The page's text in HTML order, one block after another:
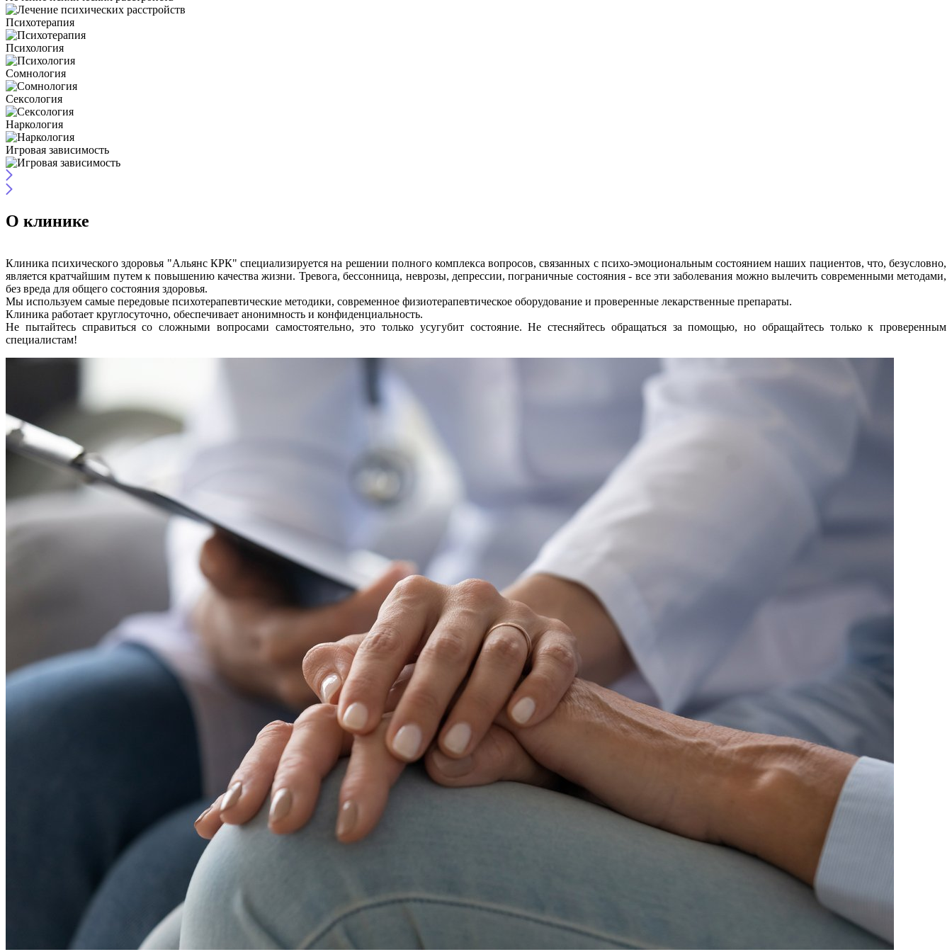
Психотерапия
Психология
Сомнология
Сексология
Наркология
Игровая зависимость
О клинике
Клиника психического здоровья "Альянс КРК" специализируется на решении полного комплекса вопросов, cвязанных с психо-эмоциональным состоянием наших пациентов, что, безусловно,
является кратчайшим путем к повышению качества жизни. Тревога, бессонница, неврозы, депрессии, пограничные состояния - все эти заболевания можно вылечить современными методами,
без вреда для общего состояния здоровья.
Мы используем самые передовые психотерапевтические методики, современное физиотерапевтическое оборудование и проверенные лекарственные препараты.
Клиника работает круглосуточно, обеспечивает анонимность и конфиденциальность.
Не пытайтесь справиться со сложными вопросами самостоятельно, это только усугубит состояние. Не стесняйтесь обращаться за помощью, но обращайтесь только к проверенным
специалистам!